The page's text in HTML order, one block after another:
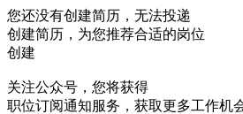
您还没有创建简历，无法投递
创建简历，为您推荐合适的岗位
创建
关注公众号，您将获得
职位订阅通知服务，获取更多工作机